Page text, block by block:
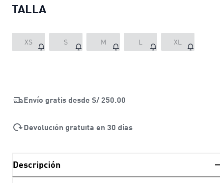
TALLA
XS S M L XL
Envío gratis desde S/ 250.00
Devolución gratuita en 30 días
Descripción